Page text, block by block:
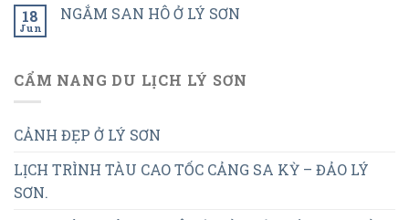
18
Jun
NGẮM SAN HÔ Ở LÝ SƠN
CẨM NANG DU LỊCH LÝ SƠN
CẢNH ĐẸP Ở LÝ SƠN
LỊCH TRÌNH TÀU CAO TỐC CẢNG SA KỲ – ĐẢO LÝ
SƠN.